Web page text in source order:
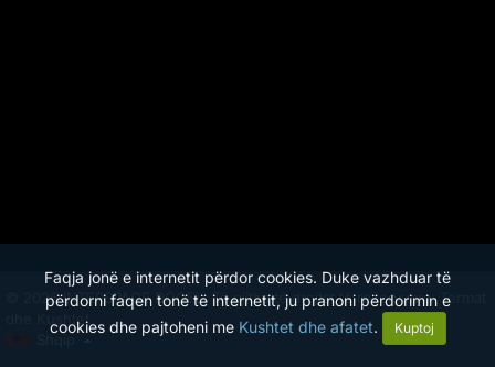
Faqja jonë e internetit përdor cookies. Duke vazhduar të
përdorni faqen tonë të internetit, ju pranoni përdorimin e
cookies dhe pajtoheni me Kushtet dhe afatet. Kuptoj
© 2026 INTERSPACE DOOEL. Të gjitha të drejtat të rezervuara. Termat
dhe Kushtet.
Shqip